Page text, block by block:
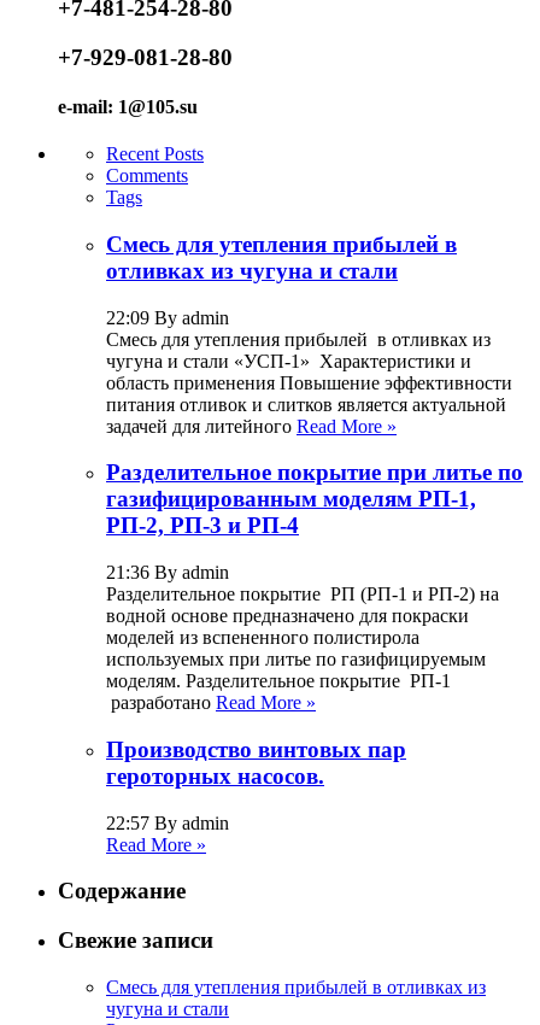
+7-481-254-28-80
+7-929-081-28-80
e-mail: 1@105.su
Recent Posts
Comments
Tags
Смесь для утепления прибылей в
отливках из чугуна и стали
22:09 By admin
Смесь для утепления прибылей в отливках из
чугуна и стали «УСП-1» Характеристики и
область применения Повышение эффективности
питания отливок и слитков является актуальной
задачей для литейного Read More »
Разделительное покрытие при литье по
газифицированным моделям РП-1,
РП-2, РП-3 и РП-4
21:36 By admin
Разделительное покрытие РП (РП-1 и РП-2) на
водной основе предназначено для покраски
моделей из вспененного полистирола
используемых при литье по газифицируемым
моделям. Разделительное покрытие РП-1
разработано Read More »
Производство винтовых пар
героторных насосов.
22:57 By admin
Read More »
Содержание
Свежие записи
Смесь для утепления прибылей в отливках из
чугуна и стали